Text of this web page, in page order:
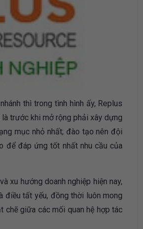
thì trong tình hình ấy, Replus
trước khi mở rộng phải xây dựng
mục nhỏ nhất; đào tạo nên đội
để đáp ứng tốt nhất nhu cầu của
xu hướng doanh nghiệp hiện nay,
điều tất yếu, đồng thời luôn mong
chẽ giữa các mối quan hệ hợp tác